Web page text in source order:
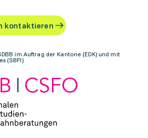
kontaktieren
im Auftrag der Kantone (EDK) und mit
(SBFI)